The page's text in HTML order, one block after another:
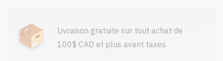
Livraison gratuite sur tout achat de
100$ CAD et plus avant taxes.